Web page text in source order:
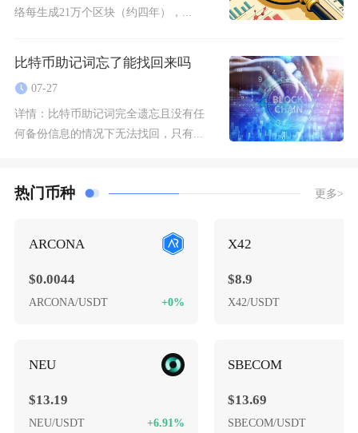
络每生成21万个区块（约四年），...
比特币助记词忘了能找回来吗
07-27
详情： 比特币助记词完全遗忘且没有任
何备份信息的情况下无法找回，只有...
热门币种 更多>
ARCONA
$0.0044
ARCONA/USDT +0%
NEU
$13.19
NEU/USDT +6.91%
X42
$8.9
X42/USDT
SBECOM
$13.69
SBECOM/USDT